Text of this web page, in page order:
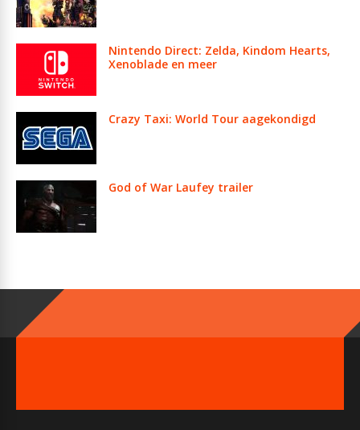
Nintendo Direct: Zelda, Kindom Hearts,
Xenoblade en meer
Crazy Taxi: World Tour aagekondigd
God of War Laufey trailer